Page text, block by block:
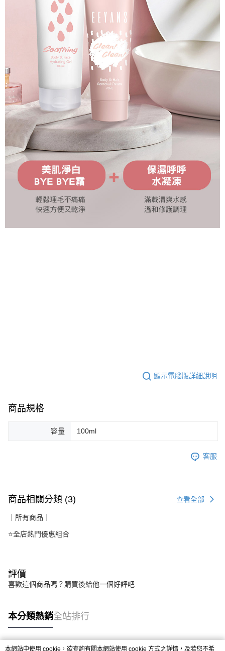
顯示電腦版詳細說明
商品規格
容量 100ml
客服
商品相關分類 (3) 查看全部
｜所有商品｜
⭐全店熱門優惠組合
評價
喜歡這個商品嗎？購買後給他一個好評吧
本分類熱銷全站排行
本網站中使用 cookie，欲查詢有關本網站使用 cookie 方式之詳情，及若您不希